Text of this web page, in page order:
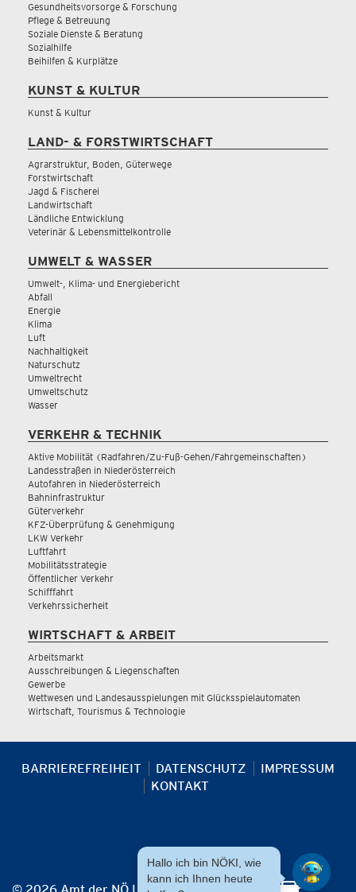
Gesundheitsvorsorge & Forschung
Pflege & Betreuung
Soziale Dienste & Beratung
Sozialhilfe
Beihilfen & Kurplätze
KUNST & KULTUR
Kunst & Kultur
LAND- & FORSTWIRTSCHAFT
Agrarstruktur, Boden, Güterwege
Forstwirtschaft
Jagd & Fischerei
Landwirtschaft
Ländliche Entwicklung
Veterinär & Lebensmittelkontrolle
UMWELT & WASSER
Umwelt-, Klima- und Energiebericht
Abfall
Energie
Klima
Luft
Nachhaltigkeit
Naturschutz
Umweltrecht
Umweltschutz
Wasser
VERKEHR & TECHNIK
Aktive Mobilität (Radfahren/Zu-Fuß-Gehen/Fahrgemeinschaften)
Landesstraßen in Niederösterreich
Autofahren in Niederösterreich
Bahninfrastruktur
Güterverkehr
KFZ-Überprüfung & Genehmigung
LKW Verkehr
Luftfahrt
Mobilitätsstrategie
Öffentlicher Verkehr
Schifffahrt
Verkehrssicherheit
WIRTSCHAFT & ARBEIT
Arbeitsmarkt
Ausschreibungen & Liegenschaften
Gewerbe
Wettwesen und Landesausspielungen mit Glücksspielautomaten
Wirtschaft, Tourismus & Technologie
BARRIEREFREIHEIT DATENSCHUTZ
IMPRESSUM
KONTAKT
Hallo ich bin NÖKI, wie
kann ich Ihnen heute